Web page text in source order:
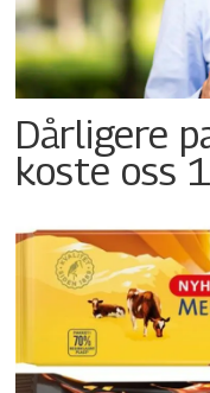
Dårligere
koste oss